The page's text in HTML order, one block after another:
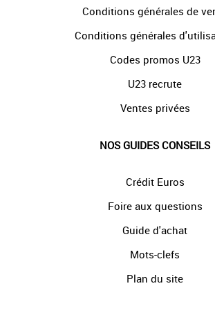
Conditions générales de
Conditions générales
Codes promos U23
U23 recrute
Ventes privées
NOS GUIDES CONSEILS
Crédit Euros
Foire aux questions
Guide d'achat
Mots-clefs
Plan du site